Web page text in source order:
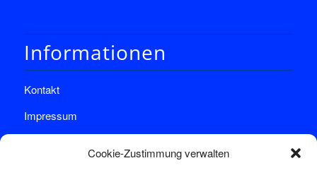
Cookie-Zustimmung verwalten
Informationen
Kontakt
Impressum